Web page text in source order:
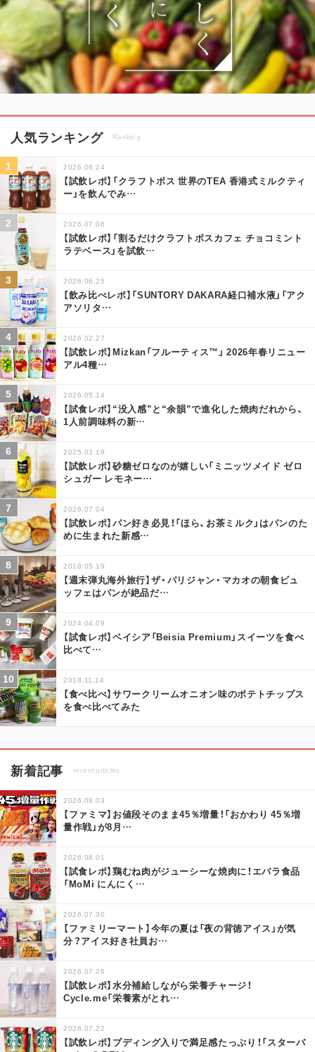
人気ランキング Ranking
2026.06.24
【試飲レポ】「クラフトボス 世界のTEA 香港式ミルクティ
ー」を飲んでみ…
2026.07.06
【試飲レポ】「割るだけクラフトボスカフェ チョコミント
ラテベース」を試飲…
2026.06.25
【飲み比べレポ】「SUNTORY DAKARA経口補水液」「アク
アソリタ…
2026.02.27
【試飲レポ】Mizkan「フルーティス™」 2026年春リニュー
アル4種…
2026.05.14
【試食レポ】“没入感”と“余韻”で進化した焼肉だれから、
1人前調味料の新…
2025.03.19
【試飲レポ】砂糖ゼロなのが嬉しい「ミニッツメイド ゼロ
シュガー レモネー…
2026.07.04
【試飲レポ】パン好き必見！「ほら、お茶ミルク」はパンのた
めに生まれた新感…
2018.05.19
【週末弾丸海外旅行】ザ・パリジャン・マカオの朝食ビュ
ッフェはパンが絶品だ…
2024.04.09
【試食レポ】ベイシア「Beisia Premium」スイーツを食べ
比べて…
2018.11.14
【食べ比べ】サワークリームオニオン味のポテトチップス
を食べ比べてみた
新着記事 recent articles
2026.08.03
【ファミマ】お値段そのまま45％増量！「おかわり 45％増
量作戦」が8月 …
2026.08.01
【試食レポ】鶏むね肉がジューシーな焼肉に！エバラ食品
「MoMi にんにく …
2026.07.30
【ファミリーマート】今年の夏は「夜の背徳アイス」が気
分？アイス好き社員お…
2026.07.26
【試飲レポ】水分補給しながら栄養チャージ！
Cycle.me「栄養素がとれ…
2026.07.22
【試飲レポ】プディング入りで満足感たっぷり！「スターバ